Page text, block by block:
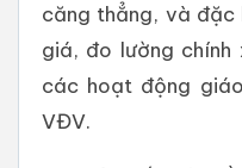
căng thẳng, và đặc
giá, đo lường
các hoạt động
VĐV.